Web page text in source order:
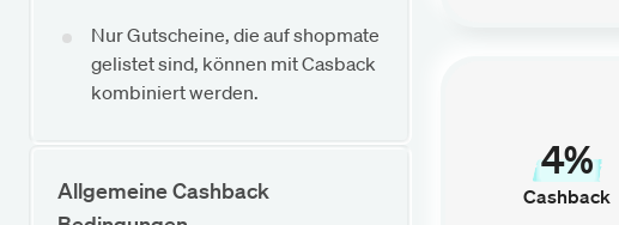
Nur Gutscheine, die auf shopmate
gelistet sind, können mit Casback
kombiniert werden.
Allgemeine Cashback
4%
Cashback